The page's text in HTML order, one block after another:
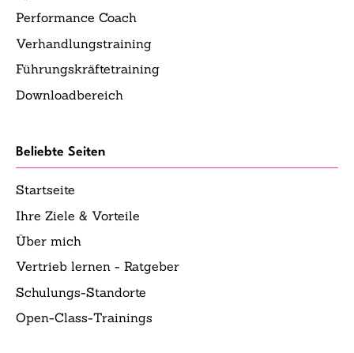
Performance Coach
Verhandlungstraining
Führungskräftetraining
Downloadbereich
Beliebte Seiten
Startseite
Ihre Ziele & Vorteile
Über mich
Vertrieb lernen - Ratgeber
Schulungs-Standorte
Open-Class-Trainings